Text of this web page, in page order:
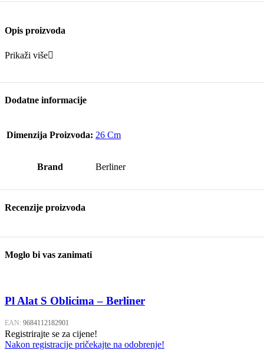
Opis proizvoda
Prikaži više
Dodatne informacije
Dimenzija Proizvoda: 26 Cm
Brand Berliner
Recenzije proizvoda
Moglo bi vas zanimati
Pl Alat S Oblicima – Berliner
EAN: 9684112182901
Registrirajte se za cijene!
Nakon registracije pričekajte na odobrenje!